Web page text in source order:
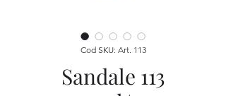
Cod SKU: Art. 113
Sandale 113